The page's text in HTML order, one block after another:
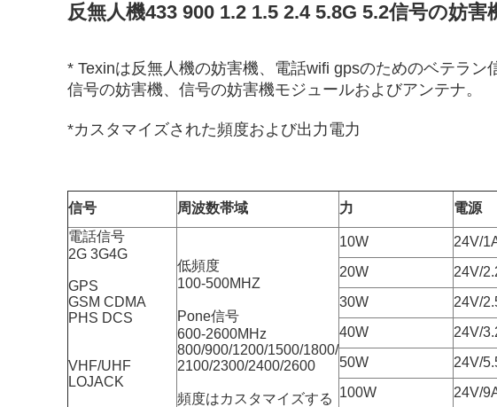
反無人機433 900 1.2 1.5 2.4 5.8G 5.2信号の妨
* Texinは反無人機の妨害機、電話wifi gpsのためのベテラン
信号の妨害機、信号の妨害機モジュールおよびアンテナ。
*カスタマイズされた頻度および出力電力
信号 周波数帯域 力 電源
電話信号
2G 3G4G
GPS
GSM CDMA
PHS DCS
VHF/UHF
LOJACK
低頻度
100-500MHZ
Pone信号
600-2600MHz
800/900/1200/1500/1800/
2100/2300/2400/2600
頻度はカスタマイズする
10W 24V/
20W
24V/
30W
24V/
40W
24V/
50W
24V/
100W
24V/